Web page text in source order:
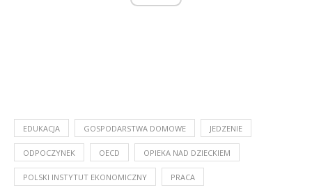
EDUKACJA GOSPODARSTWA DOMOWE JEDZENIE
ODPOCZYNEK OECD OPIEKA NAD DZIECKIEM
POLSKI INSTYTUT EKONOMICZNY PRACA